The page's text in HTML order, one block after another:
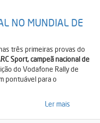
NO MUNDIAL DE
três primeiras provas do
Sport, campeã nacional de
do Vodafone Rally de
pontuável para o
Ler mais